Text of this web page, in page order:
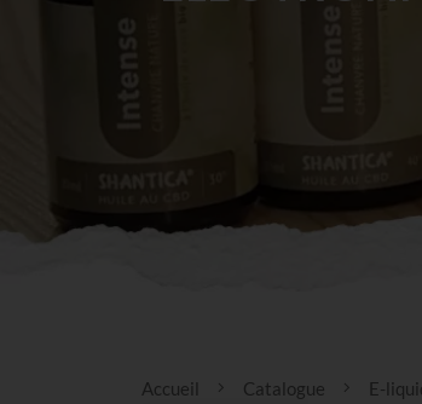
Accueil Catalogue E-